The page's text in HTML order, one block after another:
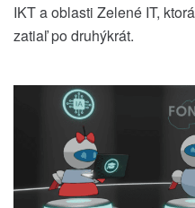
IKT a oblasti Zelené IT,
zatiaľ po druhýkrát.